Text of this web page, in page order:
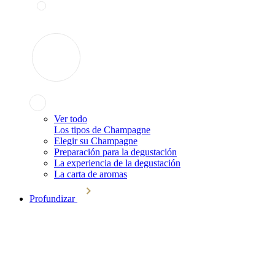
Ver todo
Los tipos de Champagne
Elegir su Champagne
Preparación para la degustación
La experiencia de la degustación
La carta de aromas
Profundizar